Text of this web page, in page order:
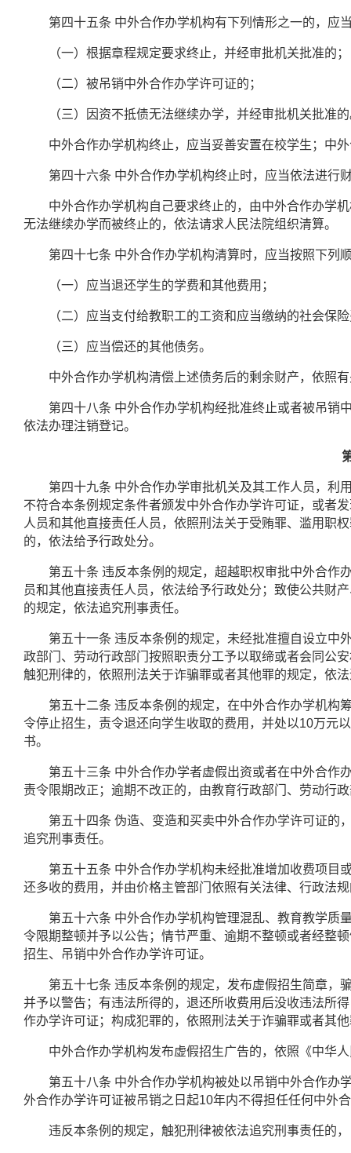
第四十五条 中外合作办学机构有下列情形之一的，应
（一）根据章程规定要求终止，并经审批机关批准的；
（二）被吊销中外合作办学许可证的；
（三）因资不抵债无法继续办学，并经审批机关批准的
中外合作办学机构终止，应当妥善安置在校学生；中外
第四十六条 中外合作办学机构终止时，应当依法进行
中外合作办学机构自己要求终止的，由中外合作办学机
无法继续办学而被终止的，依法请求人民法院组织清算。
第四十七条 中外合作办学机构清算时，应当按照下列
（一）应当退还学生的学费和其他费用；
（二）应当支付给教职工的工资和应当缴纳的社会保险
（三）应当偿还的其他债务。
中外合作办学机构清偿上述债务后的剩余财产，依照有
第四十八条 中外合作办学机构经批准终止或者被吊销
依法办理注销登记。
第四十九条 中外合作办学审批机关及其工作人员，利
不符合本条例规定条件者颁发中外合作办学许可证，或者
人员和其他直接责任人员，依照刑法关于受贿罪、滥用职
的，依法给予行政处分。
第五十条 违反本条例的规定，超越职权审批中外合作
员和其他直接责任人员，依法给予行政处分；致使公共财
的规定，依法追究刑事责任。
第五十一条 违反本条例的规定，未经批准擅自设立中
政部门、劳动行政部门按照职责分工予以取缔或者会同公
触犯刑律的，依照刑法关于诈骗罪或者其他罪的规定，依
第五十二条 违反本条例的规定，在中外合作办学机构
令停止招生，责令退还向学生收取的费用，并处以10万元
书。
第五十三条 中外合作办学者虚假出资或者在中外合作
责令限期改正；逾期不改正的，由教育行政部门、劳动行
第五十四条 伪造、变造和买卖中外合作办学许可证的
追究刑事责任。
第五十五条 中外合作办学机构未经批准增加收费项目
还多收的费用，并由价格主管部门依照有关法律、行政法
第五十六条 中外合作办学机构管理混乱、教育教学质
令限期整顿并予以公告；情节严重、逾期不整顿或者经整
招生、吊销中外合作办学许可证。
第五十七条 违反本条例的规定，发布虚假招生简章，
并予以警告；有违法所得的，退还所收费用后没收违法所
作办学许可证；构成犯罪的，依照刑法关于诈骗罪或者其
中外合作办学机构发布虚假招生广告的，依照《中华人
第五十八条 中外合作办学机构被处以吊销中外合作办
外合作办学许可证被吊销之日起10年内不得担任任何中外
违反本条例的规定，触犯刑律被依法追究刑事责任的，